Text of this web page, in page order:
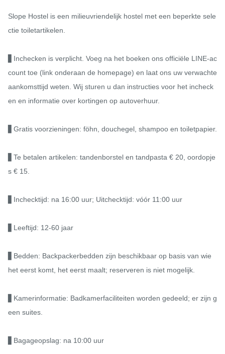
Slope Hostel is een milieuvriendelijk hostel met een beperkte sele
ctie toiletartikelen.
▋Inchecken is verplicht. Voeg na het boeken ons officiële LINE-ac
count toe (link onderaan de homepage) en laat ons uw verwachte
aankomsttijd weten. Wij sturen u dan instructies voor het incheck
en en informatie over kortingen op autoverhuur.
▋Gratis voorzieningen: föhn, douchegel, shampoo en toiletpapier.
▋Te betalen artikelen: tandenborstel en tandpasta € 20, oordopje
s € 15.
▋Inchecktijd: na 16:00 uur; Uitchecktijd: vóór 11:00 uur
▋Leeftijd: 12-60 jaar
▋Bedden: Backpackerbedden zijn beschikbaar op basis van wie
het eerst komt, het eerst maalt; reserveren is niet mogelijk.
▋Kamerinformatie: Badkamerfaciliteiten worden gedeeld; er zijn g
een suites.
▋Bagageopslag: na 10:00 uur